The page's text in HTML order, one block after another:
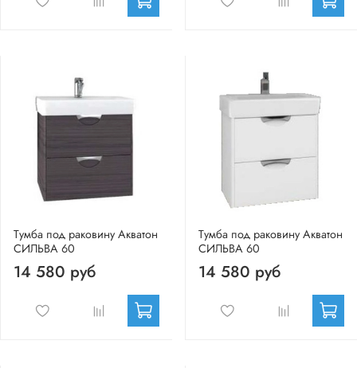
Тумба под раковину Акватон
СИЛЬВА 60
14 580 руб
Тумба под раковину Акватон
СИЛЬВА 60
14 580 руб